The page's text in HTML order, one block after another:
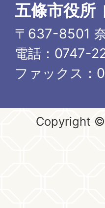
五條市役所
〒637-8501
電話：0747-
ファックス
Copyright